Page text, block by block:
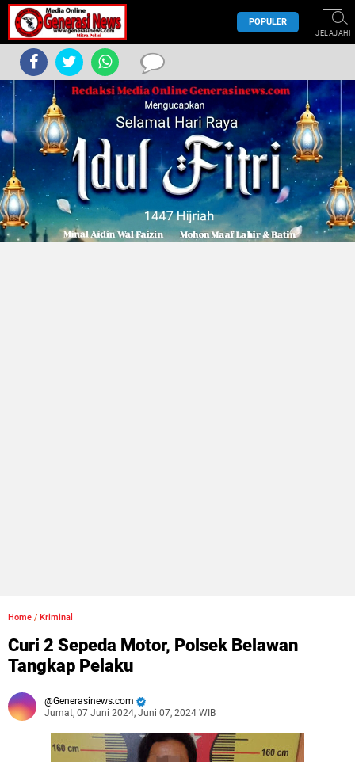
POPULER
JELAJAHI
Home / Kriminal
Curi 2 Sepeda Motor, Polsek Belawan
Tangkap Pelaku
Generasinews.com
Jumat, 07 Juni 2024, Juni 07, 2024 WIB